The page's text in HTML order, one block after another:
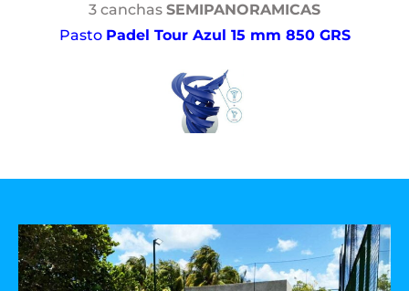
3 canchas SEMIPANORAMICAS
Pasto Padel Tour Azul 15 mm 850 GRS